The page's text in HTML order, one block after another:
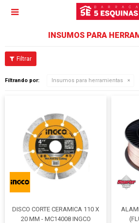

INSUMOS PARA
Filtrando por: Insumos para herramientas
DISCO CORTE CERAMICA 110 X
20 MM - MC14008 INGCO